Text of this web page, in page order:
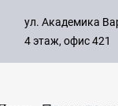
ул. Академика
4 этаж, офис 421